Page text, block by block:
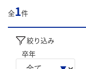
全1件
絞り込み
卒年